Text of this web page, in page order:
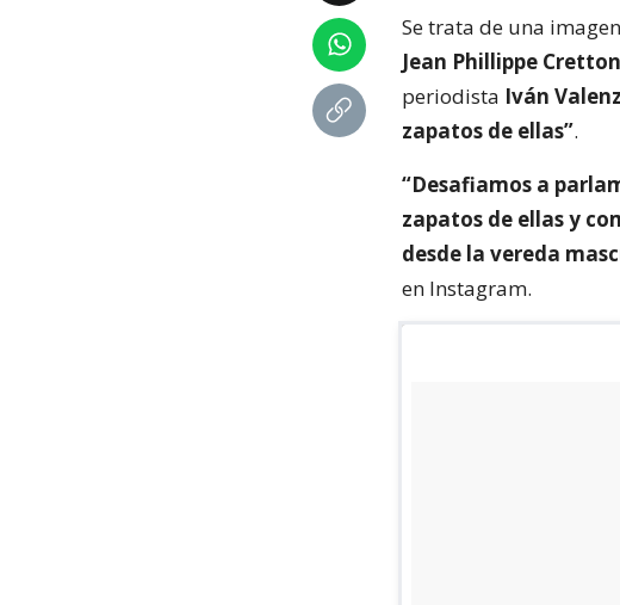
Se trata de una
Jean Phillippe Cretton
periodista Iván
zapatos de ellas”.
“Desafiamos a
zapatos de ellas y
desde la vereda
en Instagram.